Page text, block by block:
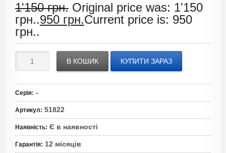
1'150грн. Original price was: 1'150
грн..950грн.Current price is: 950
грн..
В КОШИК КУПИТИ ЗАРАЗ
Серія: -
Артикул: 51822
Наявність: Є в наявності
Гарантія: 12 місяців